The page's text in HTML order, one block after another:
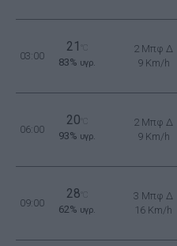
03:00
21
83% υγρ.
2 Μπφ Δ
9 Km/h
06:00
20
93% υγρ.
2 Μπφ Δ
9 Km/h
09:00
28
62% υγρ.
3 Μπφ Δ
16 Km/h